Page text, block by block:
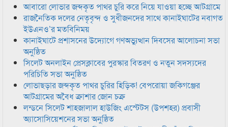
আবারো লোভার জব্দকৃত পাথর চুরি করে নিয়ে যাওয়া হচ্ছে আটগ্রামে
রাজনৈতিক দলের নেতৃবৃন্দ ও সুধীজনদের সাথে কানাইঘাটের নবাগত
ইউএনও’র মতবিনিময়
কানাইঘাটে প্রশাসনের উদ্যোগে গণঅভ্যুত্থান দিবসের আলোচনা সভা
অনুষ্ঠিত
সিলেট অনলাইন প্রেসক্লাবের পুরস্কার বিতরণ ও নতুন সদস্যদের
পরিচিতি সভা অনুষ্ঠিত
লোভাছড়ার জব্দকৃত পাথর চুরির হিড়িক! বেপরোয়া জকিগঞ্জের
আটগ্রামের অবৈধ ক্রাশার জোন চক্র
লন্ডনে সিলেট শাহজালাল হাউজিং এস্টেটস (উপশহর) প্রবাসী
অ্যাসোসিয়েশনের সভা অনুষ্ঠিত